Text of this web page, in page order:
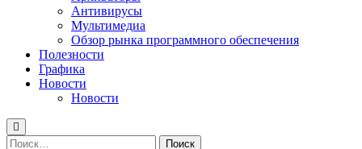
Антивирусы
Мультимедиа
Обзор рынка программного обеспечения
Полезности
Графика
Новости
Новости
Найти: